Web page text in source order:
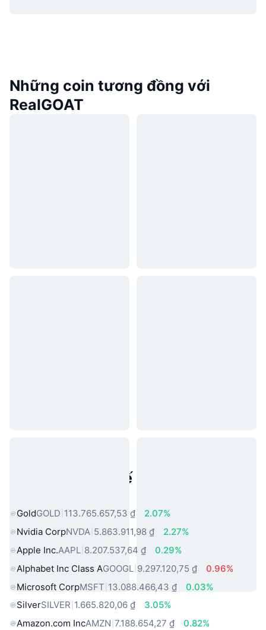
Những coin tương đồng với
RealGOAT
Tài sản trong thế giới thực phổ
GoldGOLD 113.765.657,53 ₫
2.07%
Nvidia CorpNVDA 5.863.911,98 ₫
2.27%
Apple Inc.AAPL 8.207.537,64 ₫
0.29%
Alphabet Inc Class AGOOGL 9.297.120,75 ₫
0.96%
Microsoft CorpMSFT 13.088.466,43 ₫
0.03%
SilverSILVER 1.665.820,06 ₫
3.05%
Amazon.com IncAMZN 7.188.654,27 ₫
0.82%